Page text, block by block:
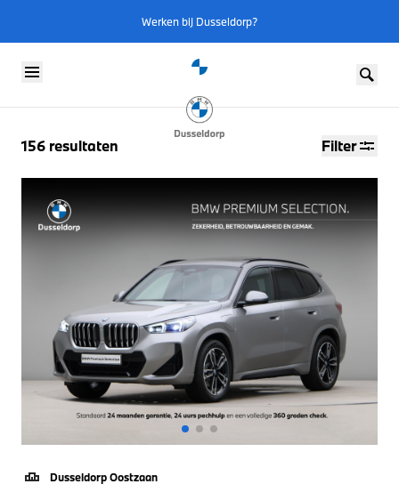
Werken bij Dusseldorp?
156 resultaten Filter
Dusseldorp Oostzaan